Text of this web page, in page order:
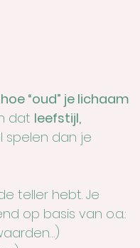
hoe “oud” je lichaam
dat leefstijl,
spelen dan je
teller hebt. Je
op basis van o.a.: